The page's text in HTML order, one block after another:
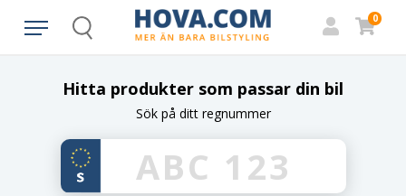
Search
0
Hitta produkter som passar din bil
Sök på ditt regnummer